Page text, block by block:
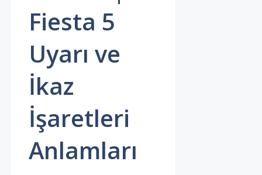
Fiesta 5
Uyarı ve
İkaz
İşaretleri
Anlamları